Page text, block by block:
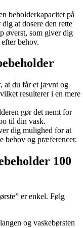
beholderkapacitet på
at dosere den rette
øverst, som giver dig
behov.
at du får et jævnt og
resulterer i en mere
gør det nemt for
til din vask.
dig mulighed for at
behov og præferencer.
100
er enkel. Følg
og vaskebørsten